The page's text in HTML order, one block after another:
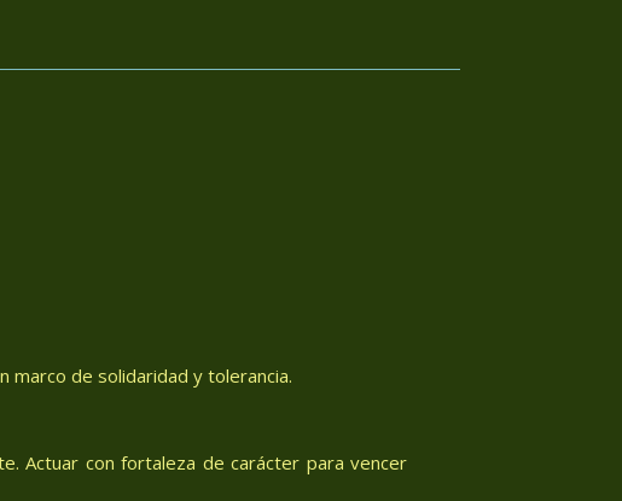
marco de solidaridad y tolerancia.
Actuar con fortaleza de carácter para vencer